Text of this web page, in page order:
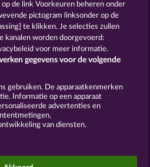
Privacyverklaring
FAQ Facebook
indienen
zijn enkel bedoeld voor
de link Voorkeuren beheren onder
pictogram linksonder op de
te klikken. Je selecties zullen
kanalen worden doorgevoerd:
voor meer informatie.
gegevens voor de volgende
gebruiken. De apparaatkenmerken
Informatie op een apparaat
advertenties en
van diensten.